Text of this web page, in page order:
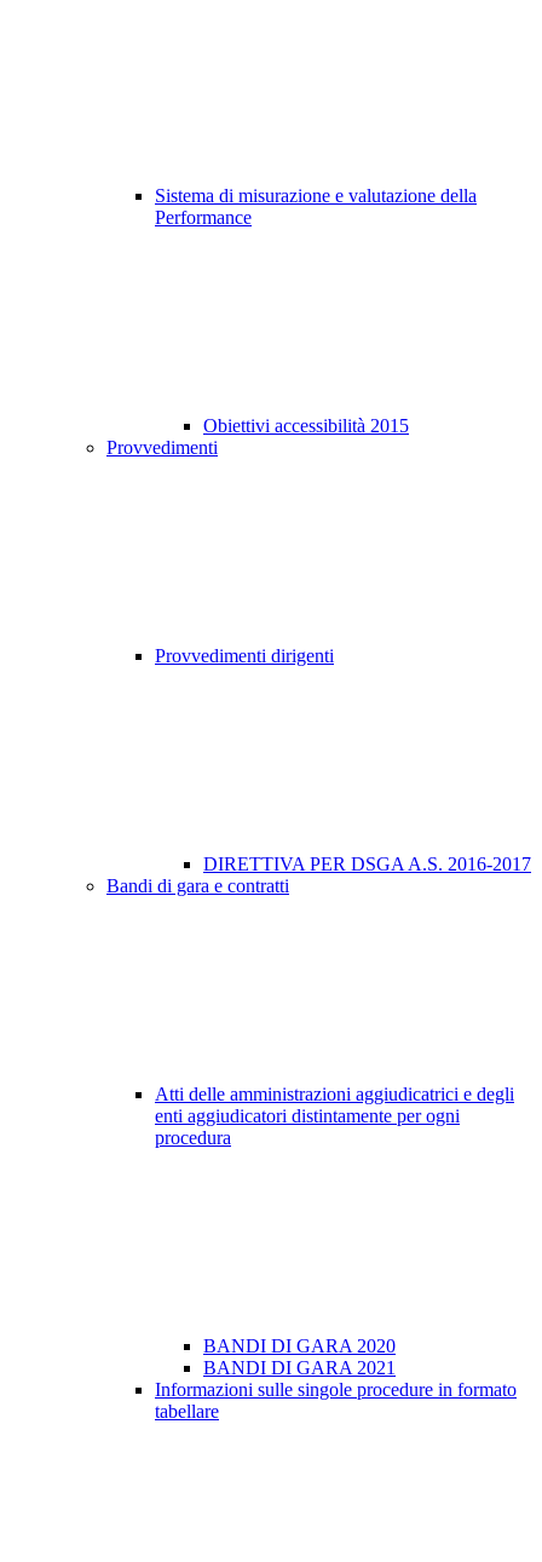
Sistema di misurazione e valutazione della
Performance
Obiettivi accessibilità 2015
Provvedimenti
Provvedimenti dirigenti
DIRETTIVA PER DSGA A.S. 2016-2017
Bandi di gara e contratti
Atti delle amministrazioni aggiudicatrici e degli
enti aggiudicatori distintamente per ogni
procedura
BANDI DI GARA 2020
BANDI DI GARA 2021
Informazioni sulle singole procedure in formato
tabellare